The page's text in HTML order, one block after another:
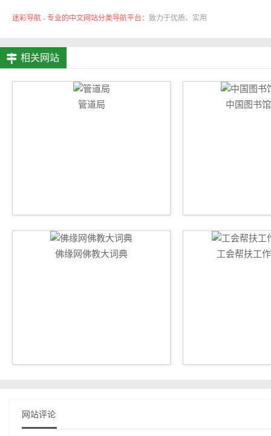
迷彩导航 - 专业的中文网站分类导航平台： 致力于优质、实用
相关网站
管道局 中国图书
佛缘网佛教大词典 工会帮扶工
网站评论